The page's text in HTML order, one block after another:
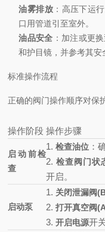
油雾排放 ：高压下运
口用管道引至室外。
油品安全 ：加注或更
和护目镜，并参考其安
标准操作流程
正确的阀门操作顺序对保
操作阶段 操作步骤
启动前检
查
1.检查油位 ：
2.检查阀门状
开启。
启动泵
1. 关闭泄漏阀
2.打开真空阀
3.开启电源开